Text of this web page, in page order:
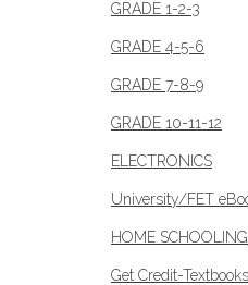
GRADE 1-2-3
GRADE 4-5-6
GRADE 7-8-9
GRADE 10-11-12
ELECTRONICS
University/FET
HOME SCHOOLING
Get Credit-